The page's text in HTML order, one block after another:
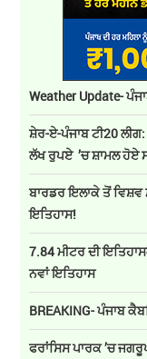
Weather Update-
ਸ਼ੇਰ-ਏ-ਪੰਜਾਬ ਟੀ20
ਲੱਖ ਰੁਪਏ ’ਚ ਸ਼ਾਮਲ ਹੋਏ
ਬਾਰਡਰ ਇਲਾਕੇ ਤੋਂ
ਇਤਿਹਾਸ!
7.84 ਮੀਟਰ ਦੀ
ਨਵਾਂ ਇਤਿਹਾਸ
BREAKING- ਪੰਜਾਬ
ਫਰਾਂਸਿਸ ਪਾਰਕ ’ਚ